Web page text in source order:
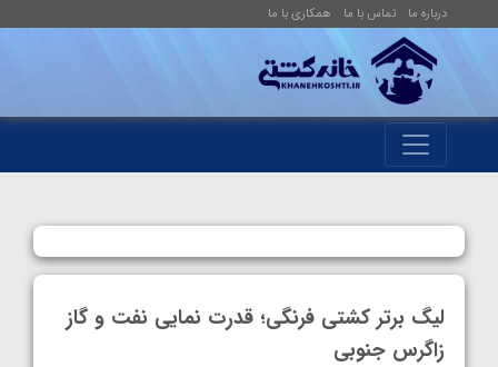
درباره ما تماس با ما همکاری با ما
لیگ برتر کشتی فرنگی؛ قدرت نمایی نفت و گاز
زاگرس جنوبی